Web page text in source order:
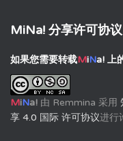
MiNa! 分享许可协议
如果您需要转载MiNa! 上
MiNa! 由 Remmina 采用
享 4.0 国际 许可协议进行